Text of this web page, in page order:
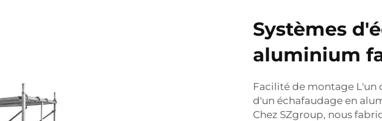
Systèmes
aluminium
Facilité de montage L'un
d'un échafaudage en
Chez SZgroup, nous